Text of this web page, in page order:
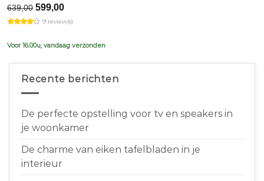
639,00 Original
price
was:
599,00Current
is:
9 review(s)
Voor 16.00u, vandaag verzonden
Recente berichten
De perfecte opstelling voor tv en speakers in
je woonkamer
De charme van eiken tafelbladen in je
interieur